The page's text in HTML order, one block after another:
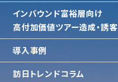
インバウンド富裕層向け
⾼付加価値ツアー造成・誘客
導入事例
訪日トレンドコラム